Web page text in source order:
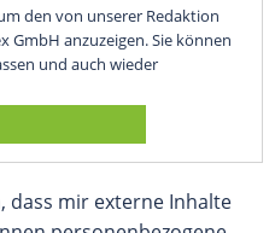
den von unserer Redaktion
anzuzeigen. Sie können
und auch wieder
dass mir externe Inhalte